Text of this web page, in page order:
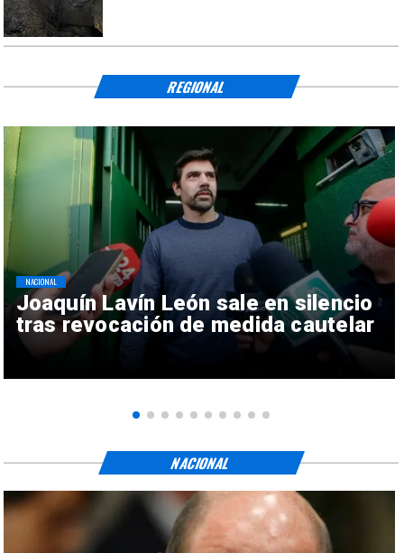
Joaquín Lavín León sale en silencio
tras revocación de medida cautelar
NACIONAL
REGIONAL
NACIONAL